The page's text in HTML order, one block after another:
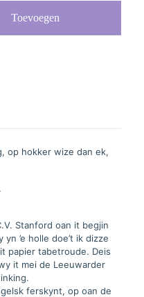
Toevoegen
op hokker wize dan ek,
Stanford oan it begjin
’e holle doe’t ik dizze
papier tabetroude. Deis
it mei de Leeuwarder
ferskynt, op oan de